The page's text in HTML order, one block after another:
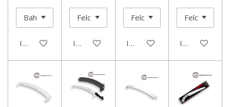
In winkelwagen In winkelwagen In winkelwagenIn